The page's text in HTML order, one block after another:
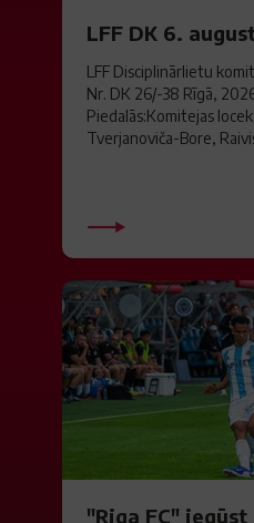
LFF DK 6.
LFF Disciplinārlietu
Nr. DK 26/-38 Rīgā,
Piedalās:Komitejas
Tverjanoviča-Bore,
"Riga FC" iegūst